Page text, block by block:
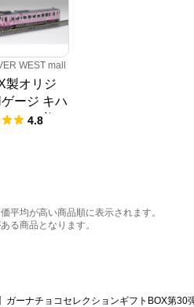
WEST mall
製オリジ
ージ キハ
SAKU美S
）1両単品
4.8
平均が高い商品順に表示されます。
る商品となります。
ガーナチョコセレクションギフトBOX第30